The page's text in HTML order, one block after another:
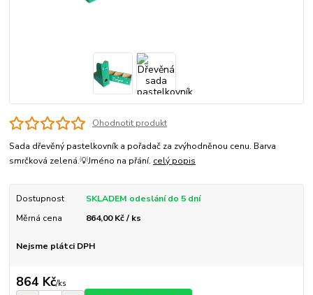
Ohodnotit produkt
Sada dřevěný pastelkovník a pořadač za zvýhodněnou cenu. Barva
smrčková zelená.💡Jméno na přání. celý popis
Dostupnost
SKLADEM odeslání do 5 dní
Měrná cena
864,00 Kč / ks
Nejsme plátci DPH
864 Kč/ks